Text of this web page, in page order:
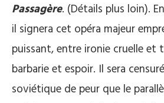
Passagère. (Détails plus loin).
il signera cet opéra majeur
puissant, entre ironie cruelle et
barbarie et espoir. Il sera
soviétique de peur que le